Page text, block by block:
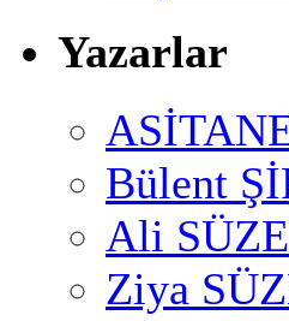
Yazarlar
Bülent
Ali
Ziya